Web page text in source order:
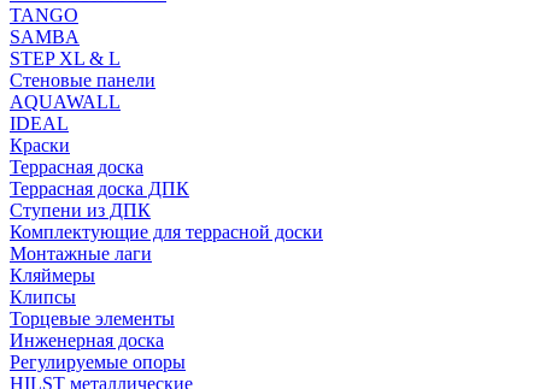
TANGO
SAMBA
STEP XL & L
Стеновые панели
AQUAWALL
IDEAL
Краски
Террасная доска
Террасная доска ДПК
Ступени из ДПК
Комплектующие для террасной доски
Монтажные лаги
Кляймеры
Клипсы
Торцевые элементы
Инженерная доска
Регулируемые опоры
HILST металлические